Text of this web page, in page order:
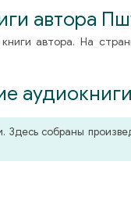
автора
автора. На
аудиокниги
Здесь собраны